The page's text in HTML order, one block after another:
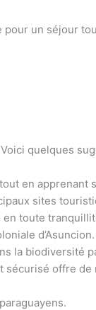
un séjour
quelques
en apprenant
sites
en toute
d’Asuncion.
la biodiversité
sécurisé offre